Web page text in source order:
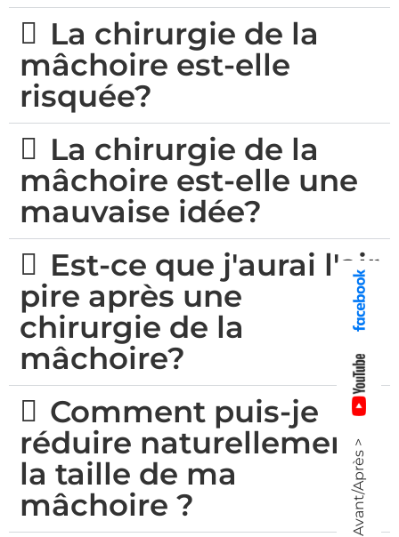
La chirurgie de la
mâchoire est-elle
risquée?
La chirurgie de la
mâchoire est-elle une
mauvaise idée?
Est-ce que j'aurai l'air
pire après une
chirurgie de la
mâchoire?
Comment puis-je
réduire naturellement
la taille de ma
mâchoire ?
Avant/Après >